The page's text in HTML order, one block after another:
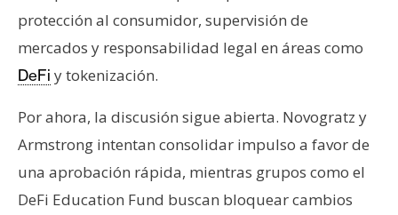
protección al consumidor, supervisión de
mercados y responsabilidad legal en áreas como
DeFi y tokenización.
Por ahora, la discusión sigue abierta. Novogratz y
Armstrong intentan consolidar impulso a favor de
una aprobación rápida, mientras grupos como el
DeFi Education Fund buscan bloquear cambios